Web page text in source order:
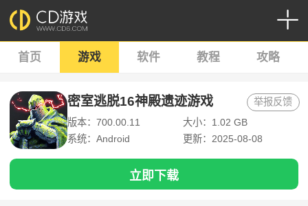
首页 游戏 软件 教程 攻略
密室逃脱16神殿遗迹游戏
版本：700.00.11
大小：1.02 GB
系统：Android
更新：2025-08-08
举报反馈
立即下载